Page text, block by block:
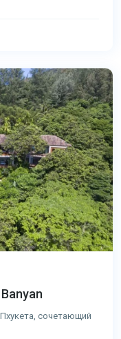
сочетающий